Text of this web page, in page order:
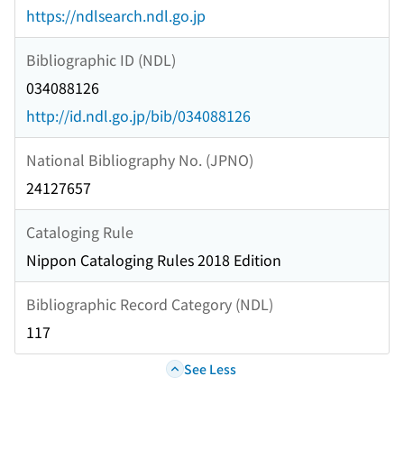
https://ndlsearch.ndl.go.jp
Bibliographic ID (NDL)
034088126
http://id.ndl.go.jp/bib/034088126
National Bibliography No. (JPNO)
24127657
Cataloging Rule
Nippon Cataloging Rules 2018 Edition
Bibliographic Record Category (NDL)
117
See Less